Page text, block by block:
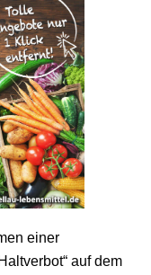
einer
auf dem